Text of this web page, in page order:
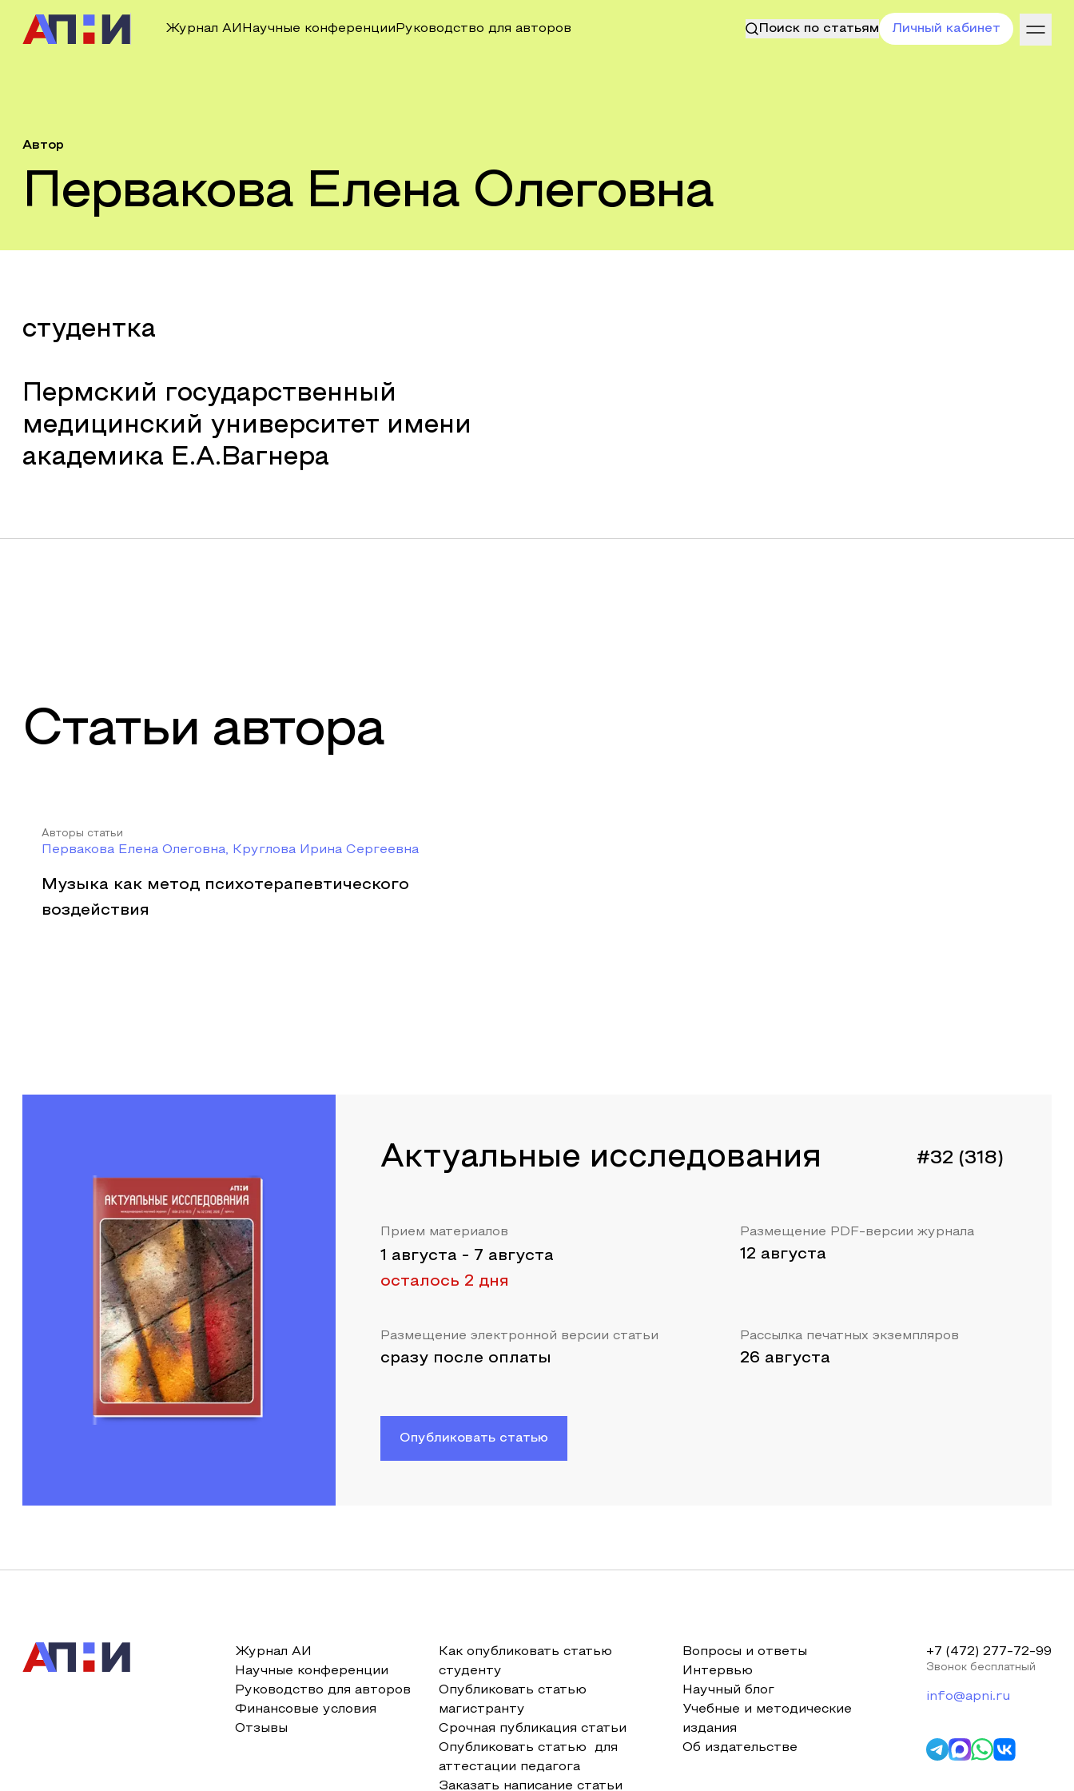
Журнал АИ Научные конференции Руководство для авторов Поиск по статьям Личный кабинет
Автор
Первакова Елена Олеговна
студентка
Пермский государственный
медицинский университет имени
академика Е.А.Вагнера
Статьи автора
Авторы статьи
Первакова Елена Олеговна, Круглова Ирина Сергеевна
Музыка как метод психотерапевтического
воздействия
Актуальные исследования #32 (318)
Прием материалов
1 августа - 7 августа
осталось 2 дня
Размещение PDF-версии журнала
12 августа
Размещение электронной версии статьи
сразу после оплаты
Рассылка печатных экземпляров
26 августа
Опубликовать статью
Журнал АИ
Научные конференции
Руководство для авторов
Финансовые условия
Отзывы
Как опубликовать статью
студенту
Опубликовать статью
магистранту
Срочная публикация статьи
Опубликовать статью для
аттестации педагога
Заказать написание статьи
Вопросы и ответы
Интервью
Научный блог
Учебные и методические
издания
Об издательстве
+7 (472) 277-72-99
Звонок бесплатный
info@apni.ru